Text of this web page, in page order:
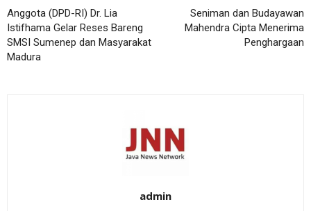
Anggota (DPD-RI) Dr. Lia
Istifhama Gelar Reses Bareng
SMSI Sumenep dan Masyarakat
Madura
Seniman dan Budayawan
Mahendra Cipta Menerima
Penghargaan
admin